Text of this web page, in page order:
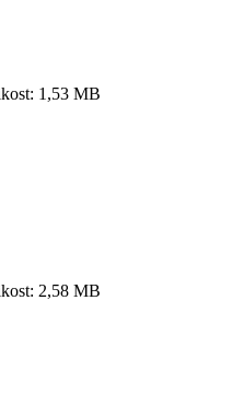
1,53 MB
2,58 MB